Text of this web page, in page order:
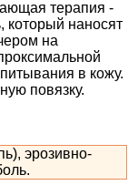
терапия -
который наносят
на
в кожу.
повязку.
эрозивно-